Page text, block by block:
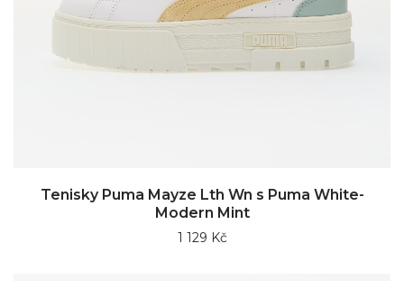
Tenisky Puma Mayze Lth Wn s Puma White-
Modern Mint
1 129 Kč